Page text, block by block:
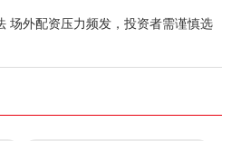
场外配资压力频发，投资者需谨慎选